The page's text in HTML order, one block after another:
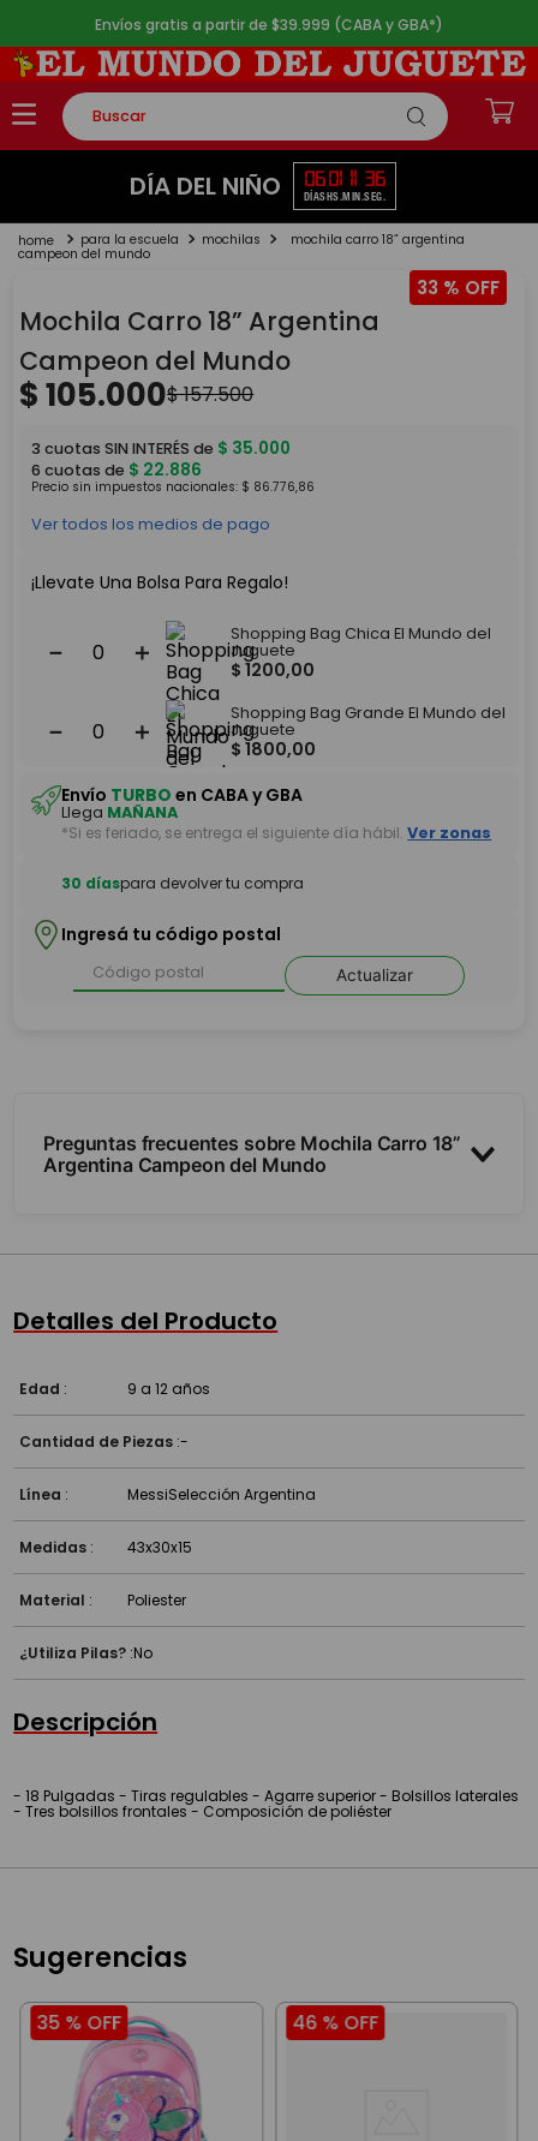
Envíos gratis a partir de $39.999 (CABA y GBA*)
Buscar
TÉRMINOS MÁS BUSCADOS
2.
lego
4.
monopatin
5. toy story
DÍA DEL NIÑO 06
DÍAS
01
HS.
11
MIN.
36
SEG.
para la escuela mochilas mochila carro 18” argentina
campeon del mundo
33 %
Mochila Carro 18” Argentina
Campeon del Mundo
$105.000$157.500
3 cuotas SIN INTERÉS de $ 35.000
6 cuotas de $ 22.886
Precio sin impuestos nacionales: $ 86.776,86
Ver todos los medios de pago
¡Llevate Una Bolsa Para Regalo!
＋
－
Shopping Bag Chica El Mundo del
Juguete
$ 1200,00
＋
－
Shopping Bag Grande El Mundo del
Juguete
$ 1800,00
Envío TURBO en CABA y GBA
Llega MAÑANA
*Si es feriado, se entrega el siguiente día hábil. Ver zonas
30 díaspara devolver tu compra
Ingresá tu código postal
Actualizar
Preguntas frecuentes sobre Mochila Carro 18”
Argentina Campeon del Mundo
¿Entran carpetas tamaño A4?
Detalles del Producto
Edad : 9 a 12 años
Cantidad de Piezas :-
Línea : MessiSelección Argentina
Medidas : 43x30x15
Material : Poliester
¿Utiliza Pilas? :No
Descripción
- 18 Pulgadas - Tiras regulables - Agarre superior - Bolsillos laterales
- Tres bolsillos frontales - Composición de poliéster
Sugerencias
35 % OFF 46 % OFF